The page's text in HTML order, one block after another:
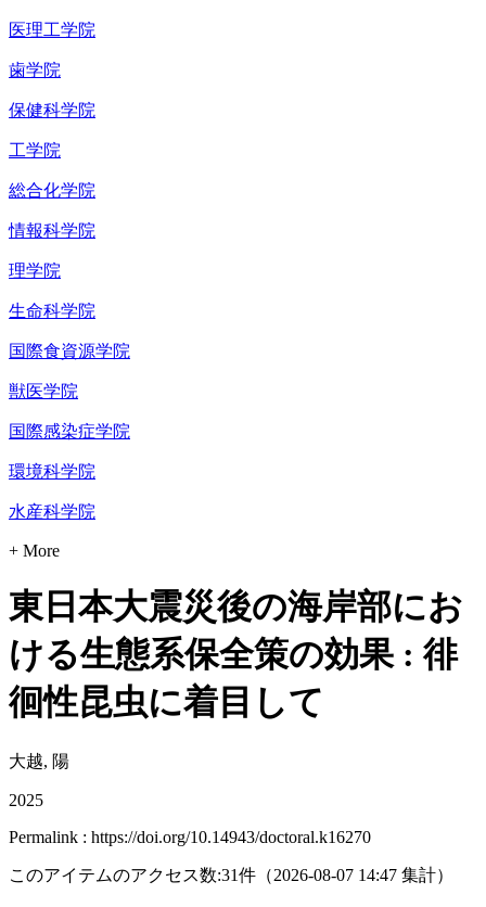
医理工学院
歯学院
保健科学院
工学院
総合化学院
情報科学院
理学院
生命科学院
国際食資源学院
獣医学院
国際感染症学院
環境科学院
水産科学院
+ More
東日本大震災後の海岸部にお
ける生態系保全策の効果 : 徘
徊性昆虫に着目して
大越, 陽
2025
Permalink : https://doi.org/10.14943/doctoral.k16270
このアイテムのアクセス数:31件 （2026-08-07 14:47 集計）